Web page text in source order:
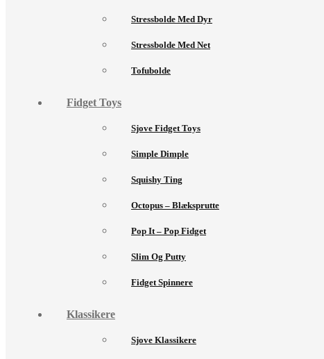
Stressbolde Med Dyr
Stressbolde Med Net
Tofubolde
Fidget Toys
Sjove Fidget Toys
Simple Dimple
Squishy Ting
Octopus – Blæksprutte
Pop It – Pop Fidget
Slim Og Putty
Fidget Spinnere
Klassikere
Sjove Klassikere